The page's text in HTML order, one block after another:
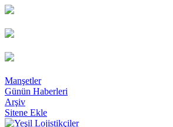
Manşetler
Günün Haberleri
Arşiv
Sitene Ekle